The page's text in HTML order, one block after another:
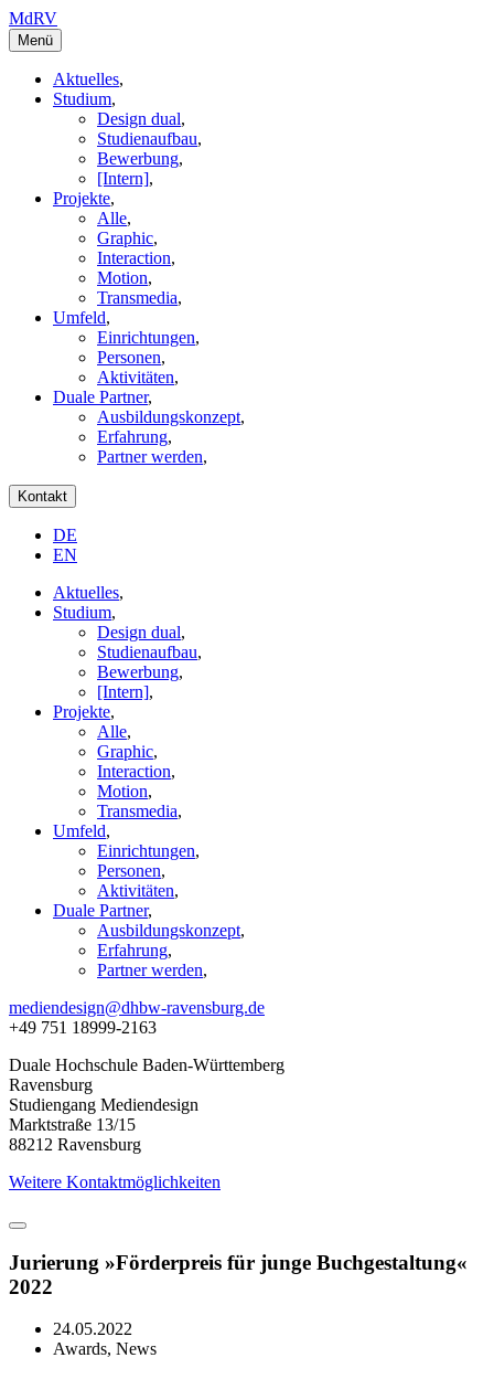
MdRV
Menü
Aktuelles,
Studium,
Design dual,
Studienaufbau,
Bewerbung,
[Intern],
Projekte,
Alle,
Graphic,
Interaction,
Motion,
Transmedia,
Umfeld,
Einrichtungen,
Personen,
Aktivitäten,
Duale Partner,
Ausbildungskonzept,
Erfahrung,
Partner werden,
Kontakt
DE
EN
Aktuelles,
Studium,
Design dual,
Studienaufbau,
Bewerbung,
[Intern],
Projekte,
Alle,
Graphic,
Interaction,
Motion,
Transmedia,
Umfeld,
Einrichtungen,
Personen,
Aktivitäten,
Duale Partner,
Ausbildungskonzept,
Erfahrung,
Partner werden,
mediendesign@dhbw-ravensburg.de
+49 751 18999-2163
Duale Hochschule Baden-Württemberg
Ravensburg
Studiengang Mediendesign
Marktstraße 13/15
88212 Ravensburg
Weitere Kontaktmöglichkeiten
Jurierung »Förderpreis für junge Buch­gestaltung«
2022
24.05.2022
Awards, News